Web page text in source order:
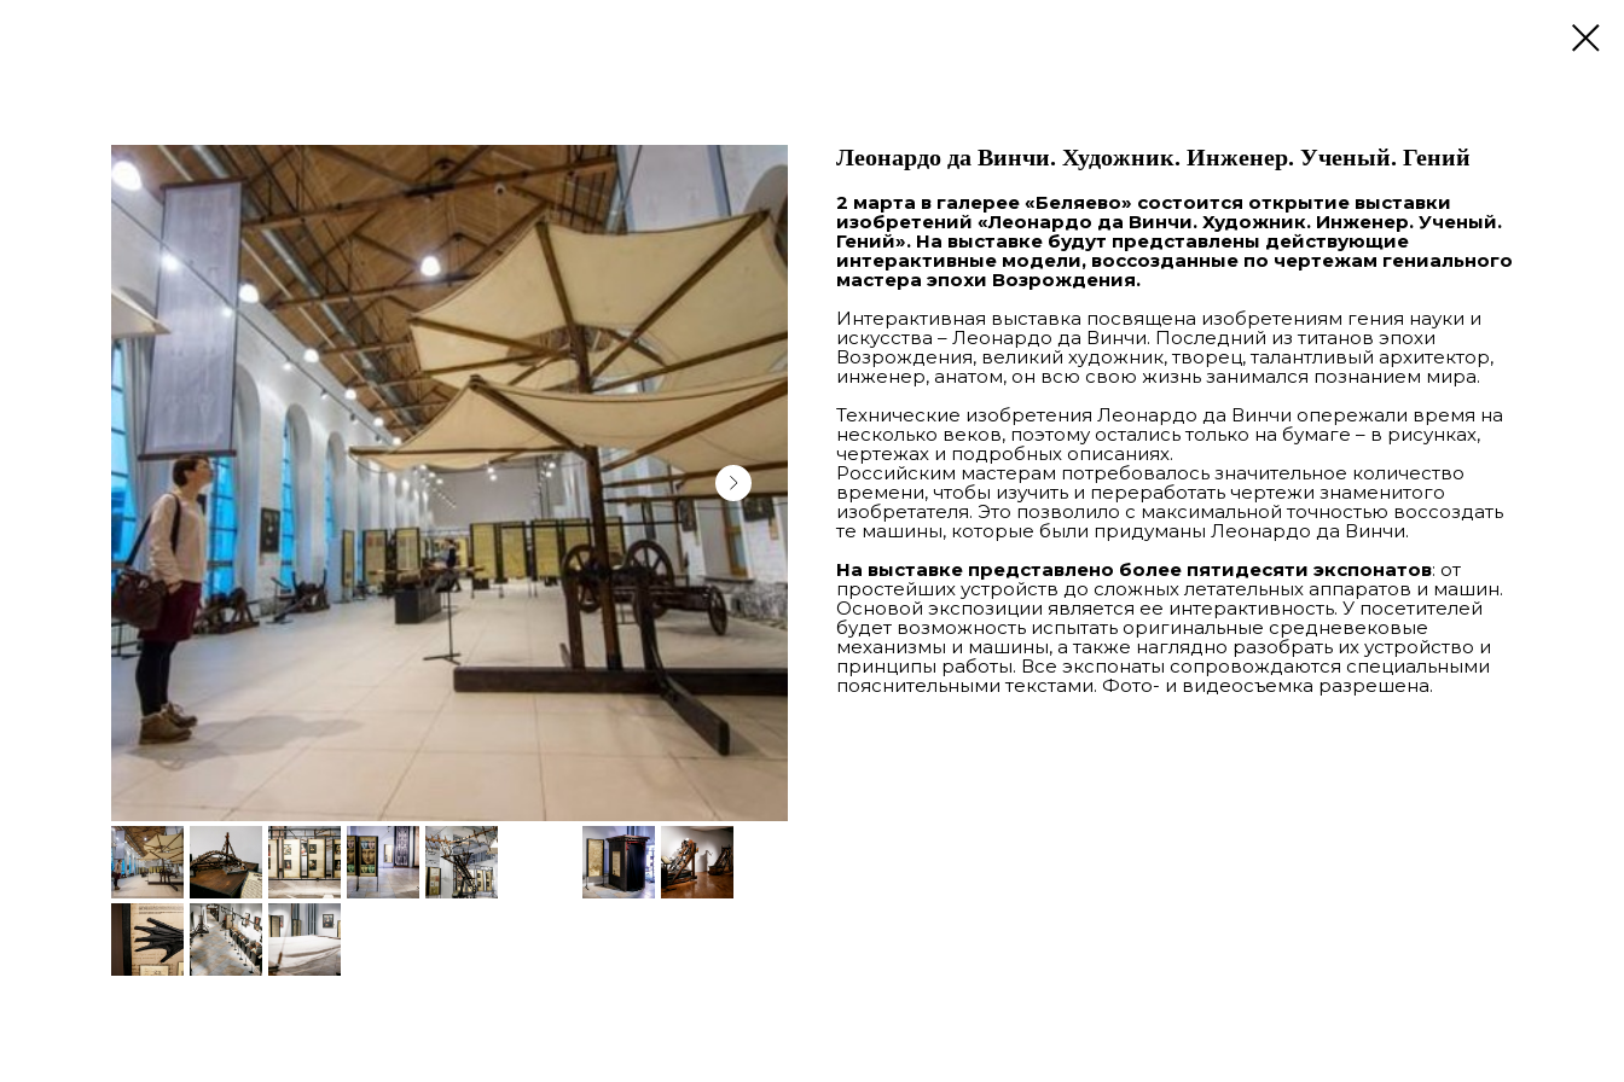
Леонардо да Винчи. Художник. Инженер. Ученый. Гений
2 марта в галерее «Беляево» состоится открытие выставки
изобретений «Леонардо да Винчи. Художник. Инженер. Ученый.
Гений». На выставке будут представлены действующие
интерактивные модели, воссозданные по чертежам гениального
мастера эпохи Возрождения.
Интерактивная выставка посвящена изобретениям гения науки и
искусства – Леонардо да Винчи. Последний из титанов эпохи
Возрождения, великий художник, творец, талантливый архитектор,
инженер, анатом, он всю свою жизнь занимался познанием мира.
Технические изобретения Леонардо да Винчи опережали время на
несколько веков, поэтому остались только на бумаге – в рисунках,
чертежах и подробных описаниях.
Российским мастерам потребовалось значительное количество
времени, чтобы изучить и переработать чертежи знаменитого
изобретателя. Это позволило с максимальной точностью воссоздать
те машины, которые были придуманы Леонардо да Винчи.
На выставке представлено более пятидесяти экспонатов: от
простейших устройств до сложных летательных аппаратов и машин.
Основой экспозиции является ее интерактивность. У посетителей
будет возможность испытать оригинальные средневековые
механизмы и машины, а также наглядно разобрать их устройство и
принципы работы. Все экспонаты сопровождаются специальными
пояснительными текстами. Фото- и видеосъемка разрешена.